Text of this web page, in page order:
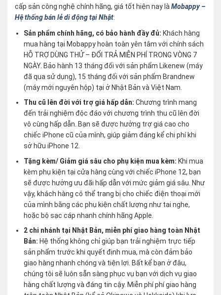
cấp sản công nghệ chính hãng, giá tốt hiện nay là Mobappy –
Hệ thống bán lẻ di động tại Nhật:
Sản phẩm chính hãng, có bảo hành đầy đủ: Khách hàng
mua hàng tại Mobappy hoàn toàn yên tâm với chính sách
HỖ TRỢ DÙNG THỬ – ĐỔI TRẢ MIỄN PHÍ TRONG VÒNG 7
NGÀY. Bảo hành 13 tháng đối với sản phẩm Likenew (máy
đã qua sử dụng), 15 tháng đối với sản phẩm Brandnew
(máy mới nguyên hộp) tại ở Nhật Bản và Việt Nam.
Thu cũ lên đời với trợ giá hấp dẫn:Chương trình mang
đến trải nghiệm độc đáo với chương trình thu cũ lên đời
vô cùng hấp dẫn. Bạn sẽ được hưởng trợ giá cao cho
chiếc iPhone cũ của mình, giúp giảm đáng kể chi phí khi
sở hữu iPhone 12.
Tặng kèm/ Giảm giá sâu cho phụ kiện mua kèm: Khi mua
kèm phụ kiện tại cửa hàng cùng với chiếc iPhone 12, bạn
sẽ được hưởng ưu đãi hấp dẫn với mức giảm giá sâu. Như
vậy, khách hàng có thể trang bị cho chiếc điện thoại mới
của mình bằng các phụ kiện chất lượng như tai nghe,
hoặc bộ sạc cáp nhanh chính hãng Apple.
2 chi nhánh tại Nhật Bản, miễn phí giao hàng toàn Nhật
Bản: Hệ thống không chỉ giúp bạn trải nghiệm trực tiếp
sản phẩm trước khi quyết định mua, mà còn đảm bảo
giao hàng nhanh chóng và tiện lợi. Bất kể bạn ở đâu,
chúng tôi sẽ luôn sẵn sàng phục vụ bạn với dịch vụ giao
hàng chất lượng và đáng tin cậy. Miễn phí phí giao hàng